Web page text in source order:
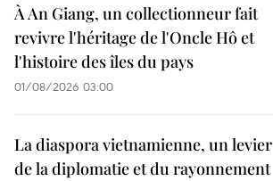
À An Giang, un collectionneur fait
revivre l'héritage de l'Oncle Hô et
l'histoire des îles du pays
01/08/2026 03:00
La diaspora vietnamienne, un levier
de la diplomatie et du rayonnement